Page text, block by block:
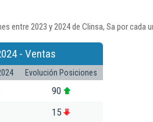
entre 2023 y 2024 de Clinsa, Sa por cada
- Ventas
Evolución Posiciones
90
15